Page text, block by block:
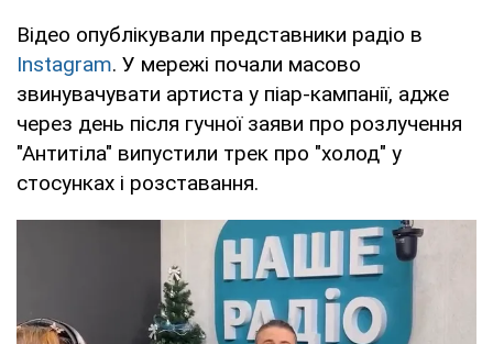
Відео опублікували представники радіо в
Instagram. У мережі почали масово
звинувачувати артиста у піар-кампанії, адже
через день після гучної заяви про розлучення
"Антитіла" випустили трек про "холод" у
стосунках і розставання.